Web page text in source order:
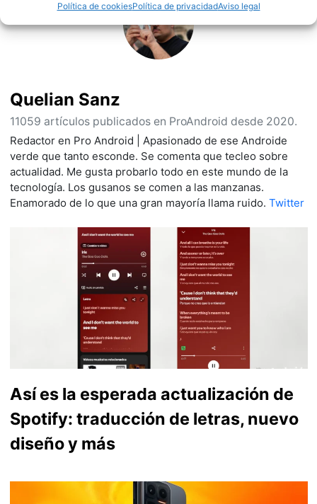
Política de cookiesPolítica de privacidadAviso legal
Quelian Sanz
11059 artículos publicados en ProAndroid desde 2020.
Redactor en Pro Android | Apasionado de ese Androide
verde que tanto esconde. Se comenta que tecleo sobre
actualidad. Me gusta probarlo todo en este mundo de la
tecnología. Los gusanos se comen a las manzanas.
Enamorado de lo que una gran mayoría llama ruido. Twitter
Así es la esperada actualización de
Spotify: traducción de letras, nuevo
diseño y más